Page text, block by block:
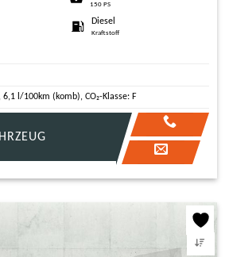
150 PS
Diesel
Kraftstoff
l/100km (komb), CO₂-Klasse: F